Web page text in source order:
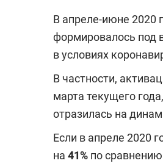
В апреле-июне 2020
формировалось под
в условиях
В частности,
марта текущего
отразилась на
Если в апреле 2020
на 41% по